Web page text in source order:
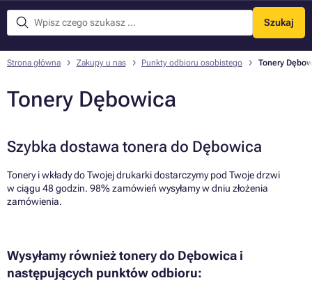
Szukaj
Menu
Strona główna Zakupy u nas Punkty odbioru osobistego Tonery
Tonery Dębowica
Szybka dostawa tonera do Dębowica
Tonery i wkłady do Twojej drukarki dostarczymy pod Twoje drzwi
w ciągu 48 godzin. 98% zamówień wysyłamy w dniu złożenia
zamówienia.
Wysyłamy również tonery do Dębowica i
następujących punktów odbioru: